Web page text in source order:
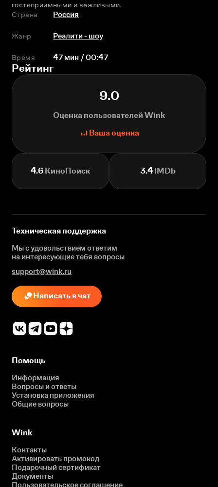
гостеприимными и вежливыми.
Страна
Россия
Жанр Реалити - шоу
Время 47 мин / 00:47
Рейтинг
9.0
Оценка пользователей Wink
Ваша оценка
4.6 КиноПоиск 3.4IMDb
Техническая поддержка
Мы с удовольствием ответим
на интересующиетебя вопросы
support@wink.ru
Написать в чат
Помощь
Информация
Вопросы и ответы
Установка приложения
Общие вопросы
Wink
Контакты
Активировать промокод
Подарочный сертификат
Документы
Пользовательское соглашение